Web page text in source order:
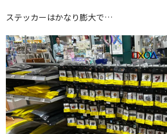
ステッカーはかなり膨大で…